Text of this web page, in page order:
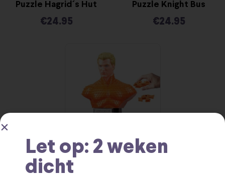
Puzzle Hagrid´s Hut
€24.95
Puzzle Knight Bus
€24.95
DC Universe 3D Puzzle
Let op: 2 weken
dicht